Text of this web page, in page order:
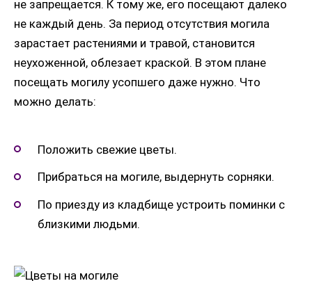
не запрещается. К тому же, его посещают далеко
не каждый день. За период отсутствия могила
зарастает растениями и травой, становится
неухоженной, облезает краской. В этом плане
посещать могилу усопшего даже нужно. Что
можно делать:
Положить свежие цветы.
Прибраться на могиле, выдернуть сорняки.
По приезду из кладбище устроить поминки с
близкими людьми.